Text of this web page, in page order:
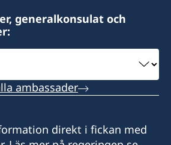
generalkonsulat och
ambassader
direkt i fickan med